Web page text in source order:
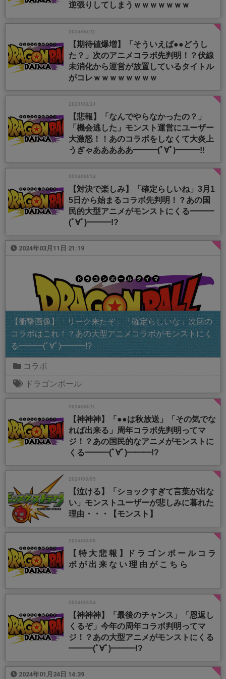
逆張りしてしまうｗｗｗｗｗｗｗ
2024/05/11
【期待値爆増】「そういえば●●どうし
た？」次のアニメコラボ先判明！？伏線
未消化から運営が放置しているタイトル
がコレｗｗｗｗｗｗｗｗ
2024/03/14
【悲報】「なんでやらなかったの？」
「機会逃した」モンスト運営にユーザー
大激怒！！あのコラボをしなくて大炎上
うぎゃあああああ━━━(ﾟ∀ﾟ)━━━!!
2024/03/14
【対決で楽しみ】「確定らしいね」3月1
5日から始まるコラボ先判明！？あの国
民的大型アニメがモンストにくる━━━
(ﾟ∀ﾟ)━━━!?
2024年03月11日 21:19
【衝撃画像】「リーク来たぞ」「確定らしいな」次回の
コラボはこれ！？あの大型アニメコラボがモンストにく
る━━━(ﾟ∀ﾟ)━━━!?
コラボ
ドラゴンボール
2024/03/11
【神神神】「●●は秋放送」「その気でな
れば出来る」周年コラボ先判明ってマ
ジ！？あの国民的なアニメがモンストに
くる━━━(ﾟ∀ﾟ)━━━!?
2024/03/09
【泣ける】「ショックすぎて言葉が出な
い」モンストユーザーが悲しみに暮れた
理由・・・【モンスト】
2024/03/08
【 特 大 悲 報 】ド ラ ゴ ン ボ ー ル コ ラ
ボ が 出 来 な い 理 由 が こ ち ら
2024/02/04
【神神神】「最後のチャンス」「恩返し
くるぞ」今年の周年コラボ判明ってマ
ジ！？あの大型アニメがモンストにくる
━━━(ﾟ∀ﾟ)━━━!?
2024年01月24日 14:39